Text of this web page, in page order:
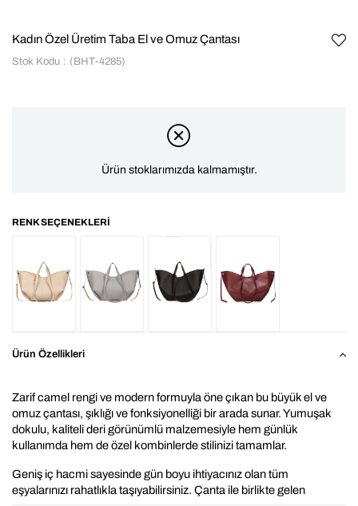
Kadın Özel Üretim Taba El ve Omuz Çantası
Stok Kodu (BHT-4285)
Ürün stoklarımızda kalmamıştır.
Ürün Özellikleri
Zarif camel rengi ve modern formuyla öne çıkan bu büyük el ve
omuz çantası, şıklığı ve fonksiyonelliği bir arada sunar. Yumuşak
dokulu, kaliteli deri görünümlü malzemesiyle hem günlük
kullanımda hem de özel kombinlerde stilinizi tamamlar.
Geniş iç hacmi sayesinde gün boyu ihtiyacınız olan tüm
eşyalarınızı rahatlıkla taşıyabilirsiniz. Çanta ile birlikte gelen